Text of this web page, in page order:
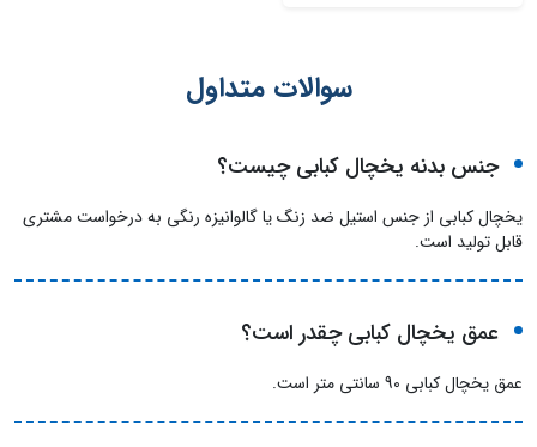
سوالات متداول
جنس بدنه یخچال کبابی چیست؟
یخچال کبابی از جنس استیل ضد زنگ یا گالوانیزه رنگی به درخواست مشتری
قابل تولید است.
عمق یخچال کبابی چقدر است؟
عمق یخچال کبابی 90 سانتی متر است.